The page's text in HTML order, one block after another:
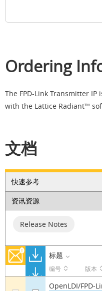
Ordering
The FPD-Link Transmitter
with the Lattice Radiant™
文档
快速参考
资讯资源
Release Notes
标题
编号 版本
OpenLDI/FPD-